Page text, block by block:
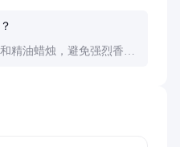
精油蜡烛，避免强烈香